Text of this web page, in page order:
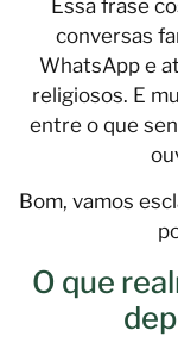
Essa frase
conversas
WhatsApp e
religiosos. E
entre o que
Bom, vamos
O que